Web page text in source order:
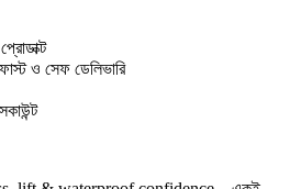
ও সেফ ডেলিভারি